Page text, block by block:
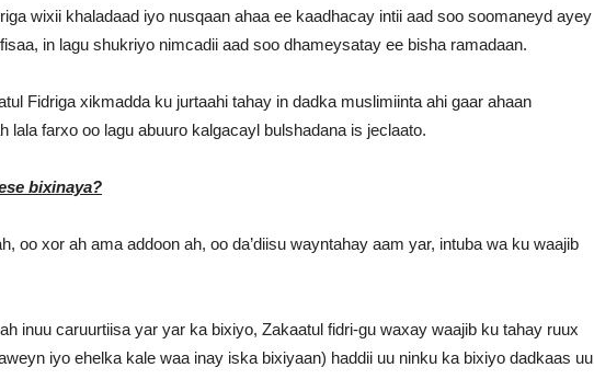
wixii khaladaad iyo nusqaan ahaa ee kaadhacay intii aad soo soomaneyd ayey
in lagu shukriyo nimcadii aad soo dhameysatay ee bisha ramadaan.
Fidriga xikmadda ku jurtaahi tahay in dadka muslimiinta ahi gaar ahaan
lala farxo oo lagu abuuro kalgacayl bulshadana is jeclaato.
bixinaya?
oo xor ah ama addoon ah, oo da’diisu wayntahay aam yar, intuba wa ku waajib
inuu caruurtiisa yar yar ka bixiyo, Zakaatul fidri-gu waxay waajib ku tahay ruux
iyo ehelka kale waa inay iska bixiyaan) haddii uu ninku ka bixiyo dadkaas uu